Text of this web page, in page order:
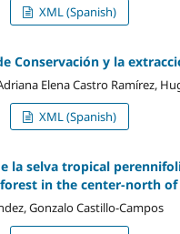
XML (Spanish)
Conservación y la
Elena Castro Ramírez,
XML (Spanish)
la selva tropical
in the center-north of
Gonzalo Castillo-Campos